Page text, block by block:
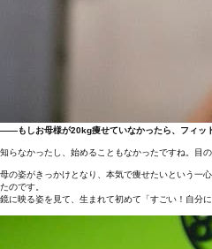
――もしお母様が20kg痩せていなかったら、フィッ
知らなかったし、始めることもなかったですね。目
母の姿がきっかけとなり、本気で痩せたいという一
たのです。
鏡に映る姿を見て、生まれて初めて「すごい！自分